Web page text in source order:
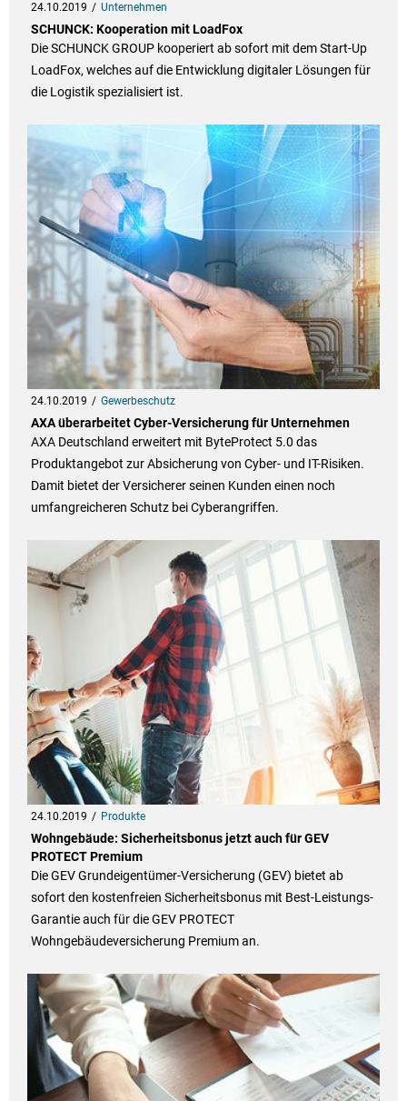
24.10.2019 Unternehmen
SCHUNCK: Kooperation mit LoadFox
Die SCHUNCK GROUP kooperiert ab sofort mit dem Start-Up
LoadFox, welches auf die Entwicklung digitaler Lösungen für
die Logistik spezialisiert ist.
24.10.2019 Gewerbeschutz
AXA überarbeitet Cyber-Versicherung für Unternehmen
AXA Deutschland erweitert mit ByteProtect 5.0 das
Produktangebot zur Absicherung von Cyber- und IT-Risiken.
Damit bietet der Versicherer seinen Kunden einen noch
umfangreicheren Schutz bei Cyberangriffen.
24.10.2019 Produkte
Wohngebäude: Sicherheitsbonus jetzt auch für GEV
PROTECT Premium
Die GEV Grundeigentümer-Versicherung (GEV) bietet ab
sofort den kostenfreien Sicherheitsbonus mit Best-Leistungs-
Garantie auch für die GEV PROTECT
Wohngebäudeversicherung Premium an.